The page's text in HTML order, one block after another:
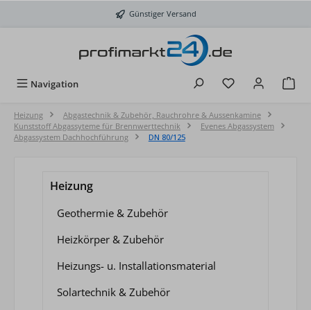
Günstiger Versand
Navigation Du hast 0
Heizung
Abgastechnik & Zubehör, Rauchrohre & Aussenkamine
Kunststoff Abgassyteme für Brennwerttechnik
Evenes Abgassystem
Abgassystem Dachhochführung
DN 80/125
Heizung
Geothermie & Zubehör
Heizkörper & Zubehör
Heizungs- u. Installationsmaterial
Solartechnik & Zubehör